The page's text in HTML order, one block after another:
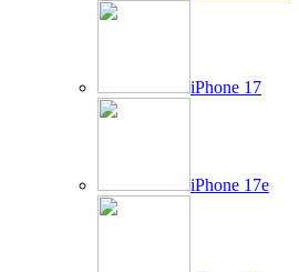
iPhone 17
iPhone 17e